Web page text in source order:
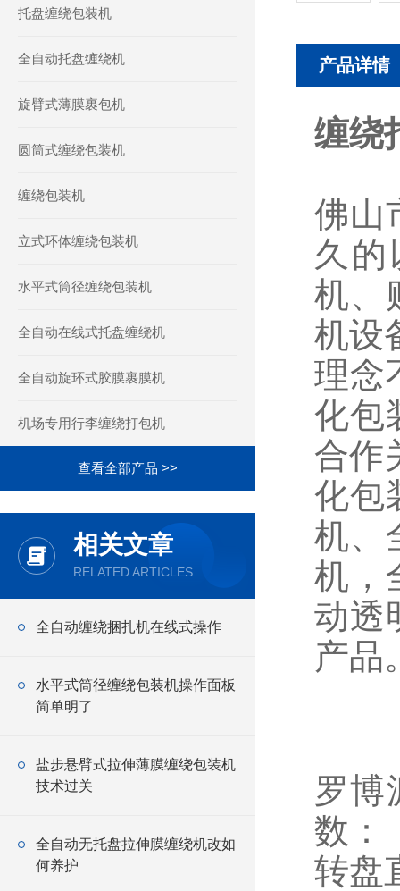
托盘缠绕包装机
全自动托盘缠绕机
旋臂式薄膜裹包机
圆筒式缠绕包装机
缠绕包装机
立式环体缠绕包装机
水平式筒径缠绕包装机
全自动在线式托盘缠绕机
全自动旋环式胶膜裹膜机
机场专用行李缠绕打包机
查看全部产品 >>
相关文章
RELATED ARTICLES
全自动缠绕捆扎机在线式操作
水平式筒径缠绕包装机操作面板
简单明了
盐步悬臂式拉伸薄膜缠绕包装机
技术过关
全自动无托盘拉伸膜缠绕机改如
何养护
产品详情
缠绕
佛山
久的
机、
机设
理念
化包
合作
化包
机、
机，
动透
产品
罗博
数：
转盘